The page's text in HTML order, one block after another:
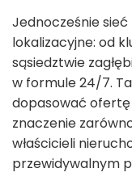
Jednocześnie
lokalizacyjne: od
sąsiedztwie
w formule 24/7.
dopasować
znaczenie
właścicieli
przewidywalnym